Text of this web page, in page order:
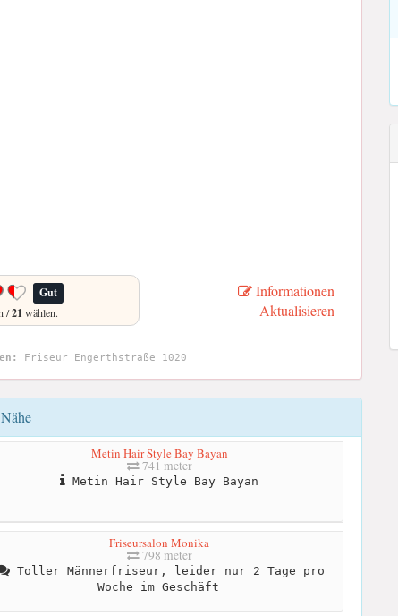
Gut
/21 wählen.
Informationen
Aktualisieren
Friseur Engerthstraße 1020
Metin Hair Style Bay Bayan
741 meter
Metin Hair Style Bay Bayan
Friseursalon Monika
798 meter
Toller Männerfriseur, leider nur 2 Tage pro
Woche im Geschäft